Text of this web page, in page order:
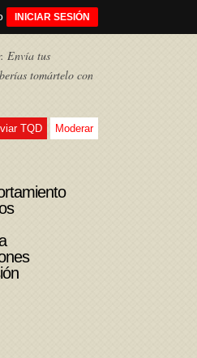
INICIAR SESIÓN
Envía tus
tomártelo con
TQD Moderar